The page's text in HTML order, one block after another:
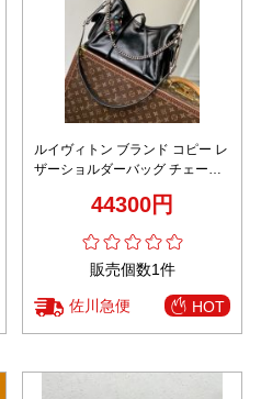
ルイヴィトン ブランド コピー レ
ザーショルダーバッグ チェーン
44300円
販売個数1件
佐川急便 HOT